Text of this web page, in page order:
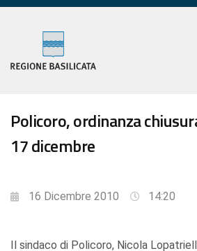
Policoro, ordinanza
17 dicembre
16 Dicembre 2010 14:20
Il sindaco di Policoro, Nicola